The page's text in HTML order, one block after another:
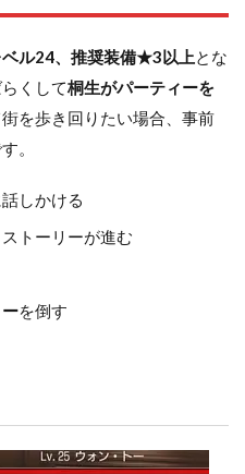
ル24、推奨装備★3以上とな
くして桐生がパーティーを
を歩き回りたい場合、事前
。
しかける
トーリーが進む
を倒す